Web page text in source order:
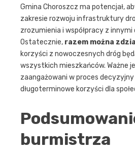
Gmina Choroszcz ma potencjał,
zakresie rozwoju infrastruktury
zrozumienia i współpracy z innymi
Ostatecznie, razem można
korzyści z nowoczesnych dróg
wszystkich mieszkańców. Ważne
zaangażowani w proces
długoterminowe korzyści dla
burmistrza